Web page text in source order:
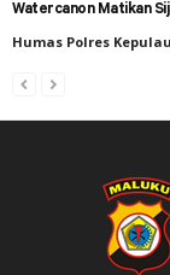
Watercanon Matikan
Humas Polres